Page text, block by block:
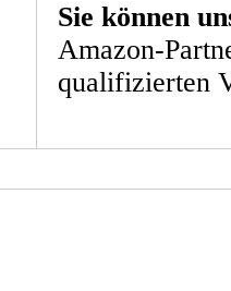
Sie können
Amazon-
qualifizierten